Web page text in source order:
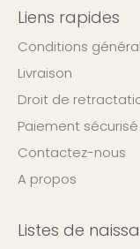
Liens rapides
Conditions
Livraison
Droit de
Paiement sécurisé
Contactez-nous
A propos
Listes de